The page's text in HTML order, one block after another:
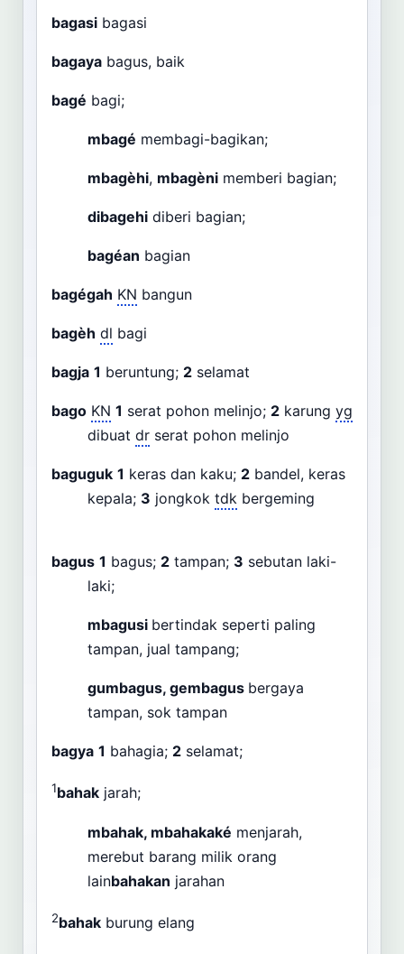
bagasi bagasi
bagaya bagus, baik
bagé bagi;
mbagé membagi-bagikan;
mbagèhi, mbagèni memberi bagian;
dibagehi diberi bagian;
bagéan bagian
bagégah KN bangun
bagèh dl bagi
bagja 1 beruntung; 2 selamat
bago KN 1 serat pohon melinjo; 2 karung yg
dibuat dr serat pohon melinjo
baguguk 1 keras dan kaku; 2 bandel, keras
kepala; 3 jongkok tdk bergeming
bagus 1 bagus; 2 tampan; 3 sebutan laki-
laki;
mbagusi bertindak seperti paling
tampan, jual tampang;
gumbagus, gembagus bergaya
tampan, sok tampan
bagya 1 bahagia; 2 selamat;
1bahak jarah;
mbahak, mbahakaké menjarah,
merebut barang milik orang
lainbahakan jarahan
2bahak burung elang